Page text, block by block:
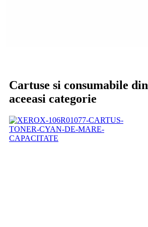
Cartuse si consumabile din
aceeasi categorie